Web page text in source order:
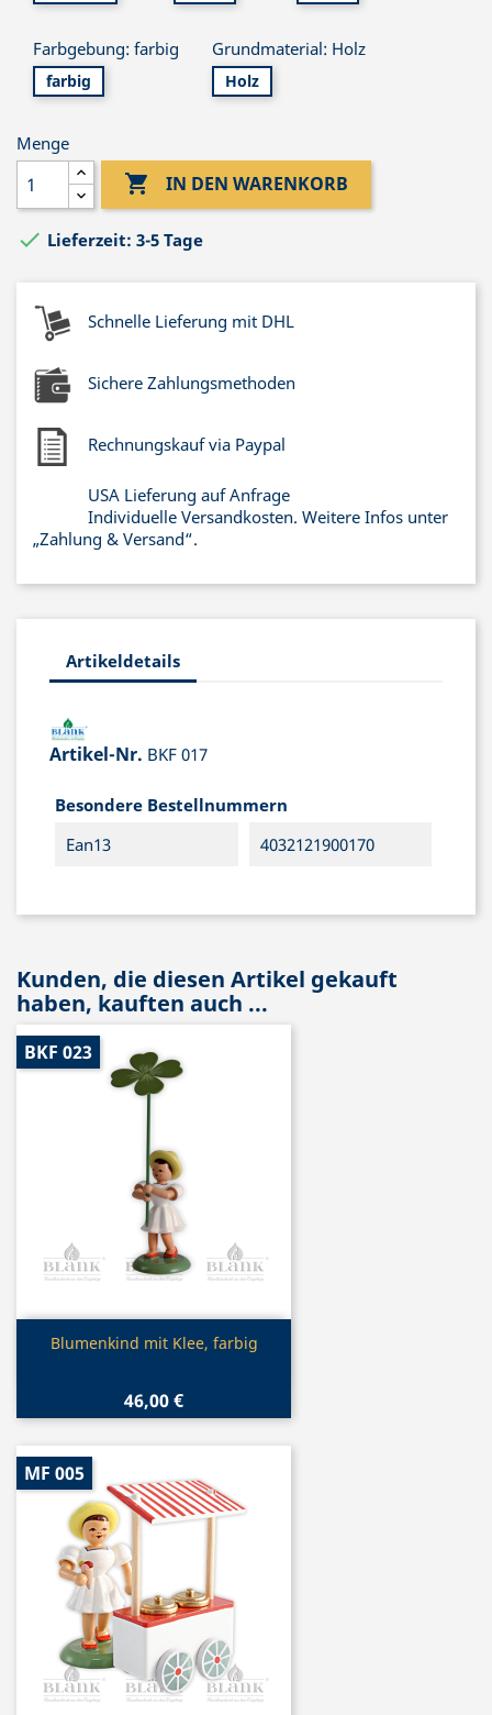
Farbgebung: farbig
farbig
Grundmaterial: Holz
Holz
Menge
 IN DEN WARENKORB
 Lieferzeit: 3-5 Tage
Schnelle Lieferung mit DHL
Sichere Zahlungsmethoden
Rechnungskauf via Paypal
USA Lieferung auf Anfrage
Individuelle Versandkosten. Weitere Infos unter
„Zahlung & Versand“.
Artikeldetails
Artikel-Nr. BKF 017
Besondere Bestellnummern
Ean13
4032121900170
Kunden, die diesen Artikel gekauft
haben, kauften auch ...
Vorschau
Blumenkind mit Klee, farbig
46,00 €
BKF 023
MF 005